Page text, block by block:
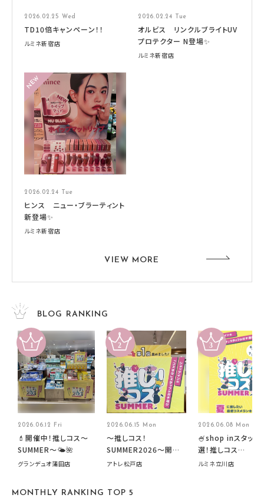
2026.02.25 Wed
TD10倍キャンペーン！！
ルミネ新宿店
2026.02.24 Tue
オルビス リンクルブライトUV
プロテクター N登場✨
ルミネ新宿店
2026.02.24 Tue
ヒンス ニュー・ブラーティント
新登場✨
ルミネ新宿店
VIEW MORE
BLOG RANKING
2026.06.12 Fri
💄開催中！推しコス〜
SUMMER〜🌤️🌺
グランデュオ蒲田店
2026.06.15 Mon
～推しコス！
SUMMER2026～開催
中です！
アトレ松戸店
2026.06.08 Mon
🍧shop inスタッフ
選！推しコス
summer2026開催
ルミネ立川店
MONTHLY RANKING TOP 5